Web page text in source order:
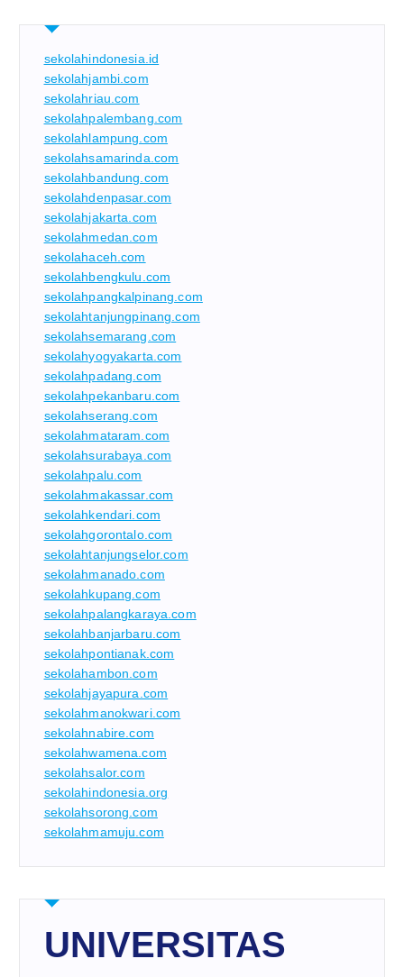
sekolahindonesia.id
sekolahjambi.com
sekolahriau.com
sekolahpalembang.com
sekolahlampung.com
sekolahsamarinda.com
sekolahbandung.com
sekolahdenpasar.com
sekolahjakarta.com
sekolahmedan.com
sekolahaceh.com
sekolahbengkulu.com
sekolahpangkalpinang.com
sekolahtanjungpinang.com
sekolahsemarang.com
sekolahyogyakarta.com
sekolahpadang.com
sekolahpekanbaru.com
sekolahserang.com
sekolahmataram.com
sekolahsurabaya.com
sekolahpalu.com
sekolahmakassar.com
sekolahkendari.com
sekolahgorontalo.com
sekolahtanjungselor.com
sekolahmanado.com
sekolahkupang.com
sekolahpalangkaraya.com
sekolahbanjarbaru.com
sekolahpontianak.com
sekolahambon.com
sekolahjayapura.com
sekolahmanokwari.com
sekolahnabire.com
sekolahwamena.com
sekolahsalor.com
sekolahindonesia.org
sekolahsorong.com
sekolahmamuju.com
UNIVERSITAS